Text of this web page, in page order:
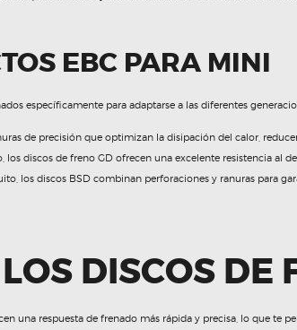
EBC PARA MINI
específicamente para adaptarse a las diferentes
de precisión que optimizan la disipación del calor,
discos de freno GD ofrecen una excelente resistencia al
los discos BSD combinan perforaciones y ranuras para
DISCOS DE
una respuesta de frenado más rápida y precisa, lo que te